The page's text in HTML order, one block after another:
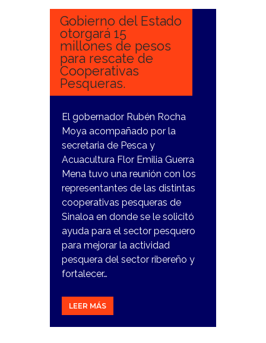
Gobierno del Estado
otorgará 15
millones de pesos
para rescate de
Cooperativas
Pesqueras.
El gobernador Rubén Rocha
Moya acompañado por la
secretaria de Pesca y
Acuacultura Flor Emilia Guerra
Mena tuvo una reunión con los
representantes de las distintas
cooperativas pesqueras de
Sinaloa en donde se le solicitó
ayuda para el sector pesquero
para mejorar la actividad
pesquera del sector ribereño y
fortalecer…
LEER MÁS